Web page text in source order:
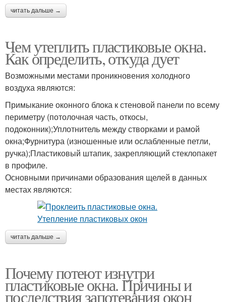
читать дальше →
Чем утеплить пластиковые окна.
Как определить, откуда дует
Возможными местами проникновения холодного
воздуха являются:
Примыкание оконного блока к стеновой панели по всему
периметру (потолочная часть, откосы,
подоконник);Уплотнитель между створками и рамой
окна;Фурнитура (изношенные или ослабленные петли,
ручка);Пластиковый штапик, закрепляющий стеклопакет
в профиле.
Основными причинами образования щелей в данных
местах являются:
читать дальше →
Почему потеют изнутри
пластиковые окна. Причины и
последствия запотевания окон